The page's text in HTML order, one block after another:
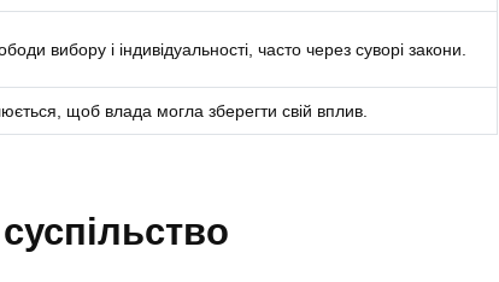
вибору і індивідуальності, часто через суворі закони.
щоб влада могла зберегти свій вплив.